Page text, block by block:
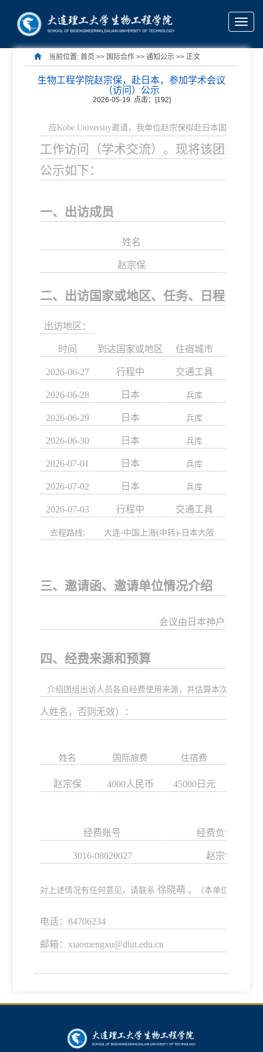
Toggle
当前位置: 首页 >> 国际合作 >> 通知公示>> 正文
生物工程学院赵宗保，赴日本，参加学术会议
（访问）公示
2026-05-19 点击：[192]
应Kobe University邀请，我单位赵宗保拟赴日本国家（地区
工作访问（学术交流）。现将该团组拟
公示如下：
一、出访成员
姓名
赵宗保
二、出访国家或地区、任务、日程安排
出访地区：
时间 到达国家或地区 住宿城市
2026-06-27 行程中 交通工具
2026-06-28 日本 兵库
2026-06-29 日本 兵库
2026-06-30 日本 兵库
2026-07-01 日本 兵库
2026-07-02 日本 兵库
2026-07-03 行程中 交通工具
去程路线: 大连-中国上海(中转)-日本大阪
三、邀请函、邀请单位情况介绍
会议由日本神户大学和
四、经费来源和预算
介绍团组出访人员各自经费使用来源，并估算本次出访费用
人姓名，否则无效） ：
姓名 国际旅费 住宿费
赵宗保 4000人民币 45000日元
经费账号 经费负责人
3016-08020027 赵宗保
对上述情况有任何意见，请联系 徐晓萌 。（本单位外事秘书
电话：84706234
邮箱：xiaomengxu@dlut.edu.cn